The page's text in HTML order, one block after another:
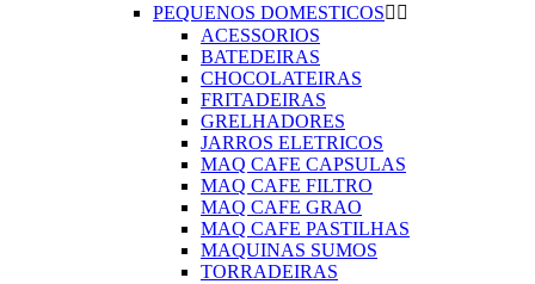
PEQUENOS DOMESTICOS 
ACESSORIOS
BATEDEIRAS
CHOCOLATEIRAS
FRITADEIRAS
GRELHADORES
JARROS ELETRICOS
MAQ CAFE CAPSULAS
MAQ CAFE FILTRO
MAQ CAFE GRAO
MAQ CAFE PASTILHAS
MAQUINAS SUMOS
TORRADEIRAS